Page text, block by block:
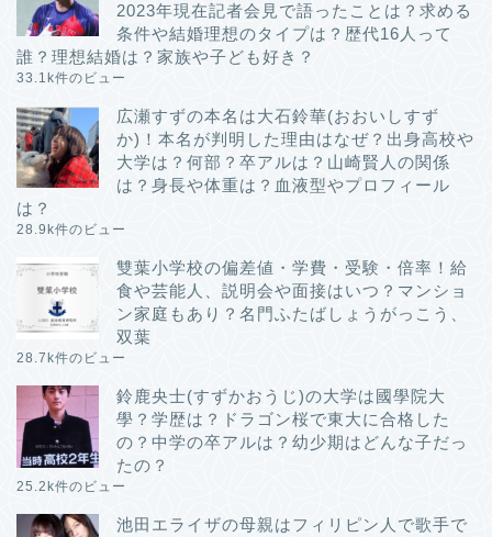
2023年現在記者会見で語ったことは？求める
条件や結婚理想のタイプは？歴代16人って
誰？理想結婚は？家族や子ども好き？
33.1k件のビュー
広瀬すずの本名は大石鈴華(おおいしすず
か)！本名が判明した理由はなぜ？出身高校や
大学は？何部？卒アルは？山崎賢人の関係
は？身長や体重は？血液型やプロフィール
は？
28.9k件のビュー
雙葉小学校の偏差値・学費・受験・倍率！給
食や芸能人、説明会や面接はいつ？マンショ
ン家庭もあり？名門ふたばしょうがっこう、
双葉
28.7k件のビュー
鈴鹿央士(すずかおうじ)の大学は國學院大
學？学歴は？ドラゴン桜で東大に合格した
の？中学の卒アルは？幼少期はどんな子だっ
たの？
25.2k件のビュー
池田エライザの母親はフィリピン人で歌手で